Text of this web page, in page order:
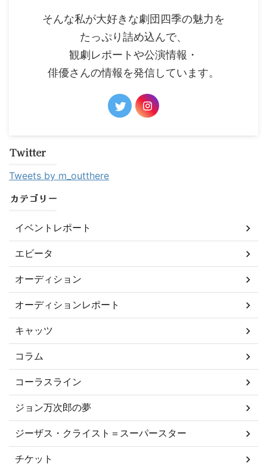
そんな私が大好きな劇団四季の魅力を
たっぷり詰め込んで、
観劇レポートや公演情報・
俳優さんの情報を発信しています。
Twitter
Tweets by m_outthere
カテゴリー
イベントレポート
エビータ
オーディション
オーディションレポート
キャッツ
コラム
コーラスライン
ジョン万次郎の夢
ジーザス・クライスト＝スーパースター
チケット